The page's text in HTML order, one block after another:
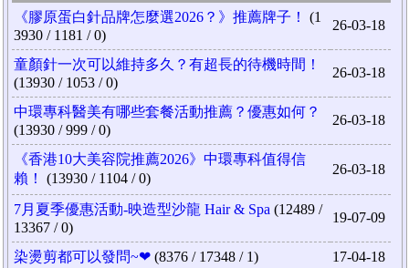
《膠原蛋白針品牌怎麼選2026？》推薦牌子！
(1
3930 / 1181 / 0)
26-03-18
童顏針一次可以維持多久？有超長的待機時間！
(13930 / 1053 / 0)
26-03-18
中環專科醫美有哪些套餐活動推薦？優惠如何？
(13930 / 999 / 0)
26-03-18
《香港10大美容院推薦2026》中環專科值得信
賴！
(13930 / 1104 / 0)
26-03-18
7月夏季優惠活動-映造型沙龍 Hair & Spa (12489 /
13367 / 0)
19-07-09
染燙剪都可以發問~❤ (8376 / 17348 / 1)
17-04-18